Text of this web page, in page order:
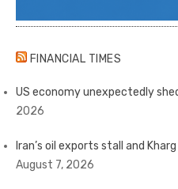
FINANCIAL TIMES
US economy unexpectedly
2026
Iran’s oil exports stall and
August 7, 2026